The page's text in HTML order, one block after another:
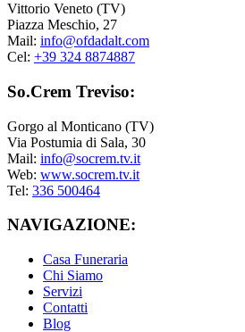
Vittorio Veneto (TV)
Piazza Meschio, 27
Mail: info@ofdadalt.com
Cel: +39 324 8874887
So.Crem Treviso:
Gorgo al Monticano (TV)
Via Postumia di Sala, 30
Mail: info@socrem.tv.it
Web: www.socrem.tv.it
Tel: 336 500464
NAVIGAZIONE:
Casa Funeraria
Chi Siamo
Servizi
Contatti
Blog